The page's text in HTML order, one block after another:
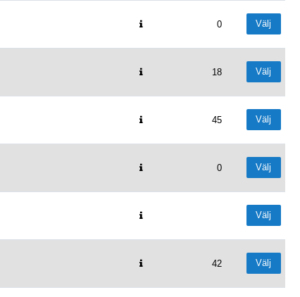
0 Välj
18 Välj
45 Välj
0 Välj
Välj
42 Välj